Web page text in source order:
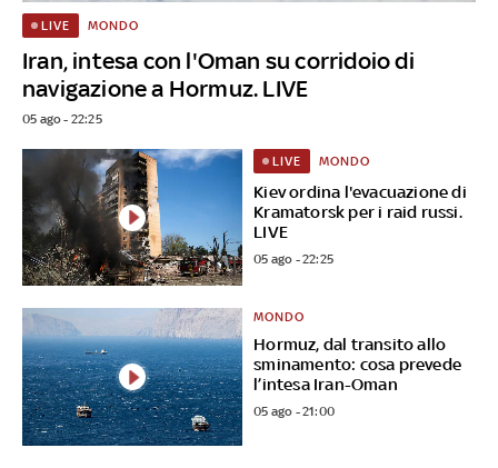
Iran, intesa con l'Oman su corridoio di
navigazione a Hormuz. LIVE
LIVE MONDO
05 ago - 22:25
Kiev ordina l'evacuazione di
Kramatorsk per i raid russi.
LIVE
LIVE MONDO
05 ago - 22:25
Hormuz, dal transito allo
sminamento: cosa prevede
l’intesa Iran-Oman
MONDO
05 ago - 21:00